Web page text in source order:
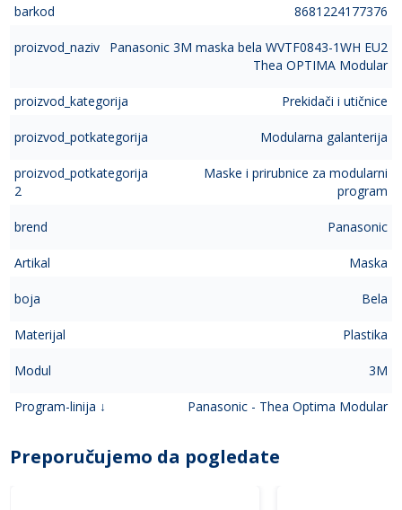
barkod 8681224177376
proizvod_naziv
Panasonic 3M maska bela WVTF0843-1WH EU2
Thea OPTIMA Modular
proizvod_kategorija Prekidači i utičnice
proizvod_potkategorija Modularna galanterija
proizvod_potkategorija
2
Maske i prirubnice za modularni
program
brend Panasonic
Artikal Maska
boja Bela
Materijal Plastika
Modul 3M
Program-linija ↓ Panasonic - Thea Optima Modular
Preporučujemo da pogledate